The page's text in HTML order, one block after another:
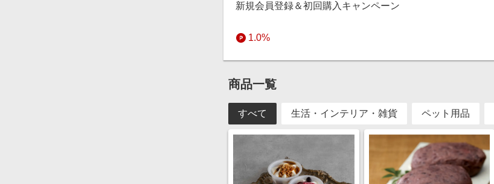
新規会員登録＆初回購入キャンペーン
1.0%
商品一覧
すべて 生活・インテリア・雑貨 ペット用品